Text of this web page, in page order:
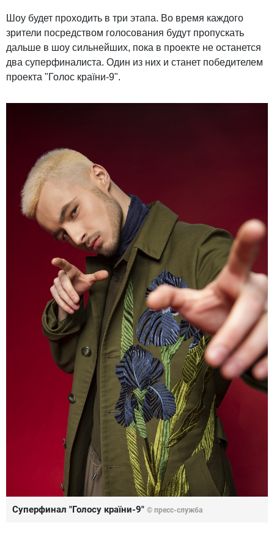
Шоу будет проходить в три этапа. Во время каждого
зрители посредством голосования будут пропускать
дальше в шоу сильнейших, пока в проекте не останется
два суперфиналиста. Один из них и станет победителем
проекта "Голос країни-9".
Суперфинал "Голосу країни-9" © пресс-служба